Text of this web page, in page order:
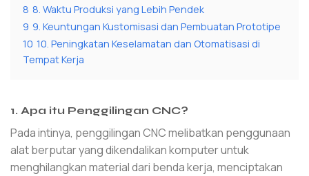
8 8. Waktu Produksi yang Lebih Pendek
9 9. Keuntungan Kustomisasi dan Pembuatan Prototipe
10 10. Peningkatan Keselamatan dan Otomatisasi di
Tempat Kerja
1. Apa itu Penggilingan CNC?
Pada intinya, penggilingan CNC melibatkan penggunaan
alat berputar yang dikendalikan komputer untuk
menghilangkan material dari benda kerja, menciptakan